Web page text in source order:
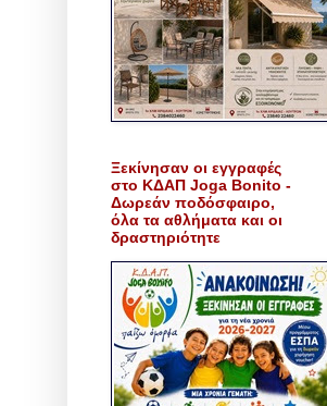
Ξεκίνησαν οι εγγραφές
στο ΚΔΑΠ Joga Bonito -
Δωρεάν ποδόσφαιρο,
όλα τα αθλήματα και οι
δραστηριότητε